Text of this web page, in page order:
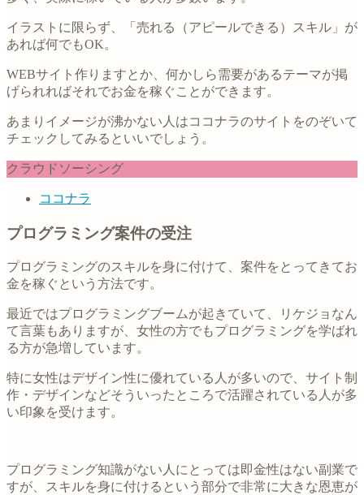
イラストに限らず、「売れる（アピールできる）スキル」が
あれば何でもOK。
WEBサイト作りますとか、何かしら需要があるテーマが掲
げられればそれでお金を稼ぐことができます。
あまりイメージが沸かない人はココナラのサイトをのぞいて
チェックしてみるといいでしょう。
クラウドソーシング
ココナラ
プログラミング案件の受注
プログラミングのスキルを身に付けて、案件をとってきてお
金を稼ぐという方法です。
最近ではプログラミングブームが起きていて、リケジョなん
て言葉もありますが、女性の方でもプログラミングを学ばれ
る方が急増しています。
特に女性はデザイン性に優れている人が多いので、サイト制
作・デザインなどそういったところで活躍されている人が多
い印象を受けます。
プログラミング知識がない人にとっては即金性はない副業で
すが、スキルを身に付けるという部分で非常に大きな恩恵が